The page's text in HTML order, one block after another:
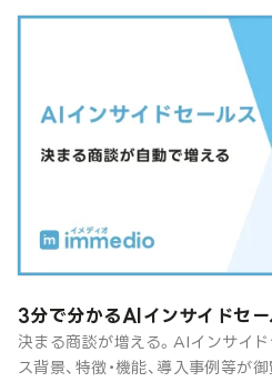
3分で分かるAIインサイドセ
決まる商談が増える。AIインサイ
ス背景、特徴・機能、導入事例等が